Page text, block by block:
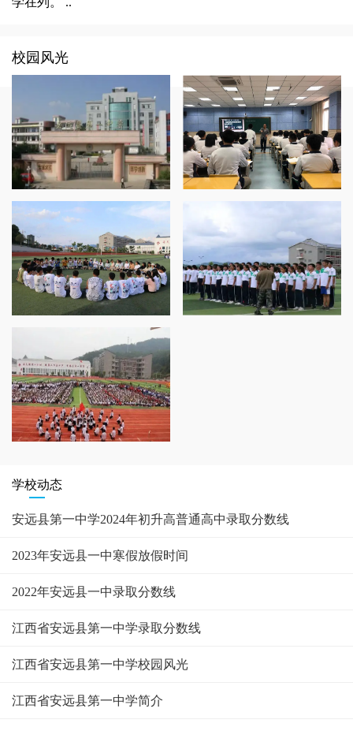
校园风光
学校动态
安远县第一中学2024年初升高普通高中录取分数线
2023年安远县一中寒假放假时间
2022年安远县一中录取分数线
江西省安远县第一中学录取分数线
江西省安远县第一中学校园风光
江西省安远县第一中学简介